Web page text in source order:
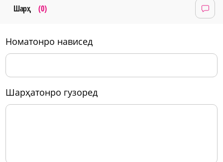
Шарҳ (0)
номатонро нависед
шарҳатонро гузоред